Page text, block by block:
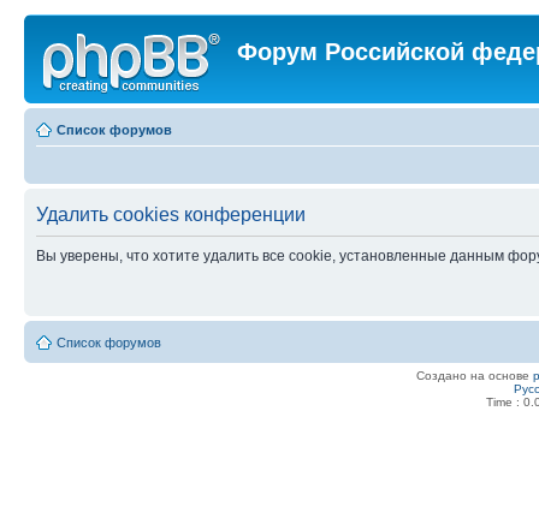
Форум Российской
Список форумов
Удалить cookies конференции
Вы уверены, что хотите удалить все cookie, установленные данным
Список форумов
Создано на основе
Time :